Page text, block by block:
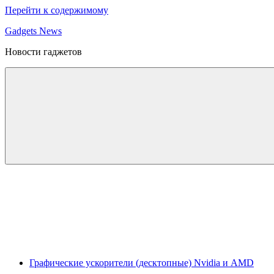
Перейти к содержимому
Gadgets News
Новости гаджетов
Графические ускорители (десктопные) Nvidia и AMD